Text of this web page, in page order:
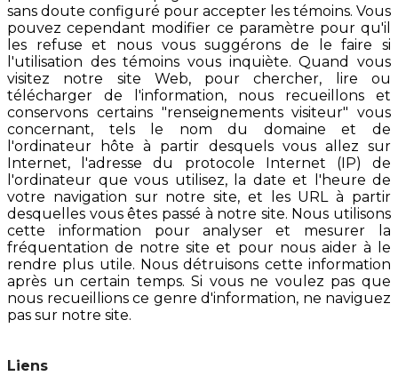
sans doute configuré pour accepter les témoins. Vous
pouvez cependant modifier ce paramètre pour qu'il
les refuse et nous vous suggérons de le faire si
l'utilisation des témoins vous inquiète. Quand vous
visitez notre site Web, pour chercher, lire ou
télécharger de l'information, nous recueillons et
conservons certains "renseignements visiteur" vous
concernant, tels le nom du domaine et de
l'ordinateur hôte à partir desquels vous allez sur
Internet, l'adresse du protocole Internet (IP) de
l'ordinateur que vous utilisez, la date et l'heure de
votre navigation sur notre site, et les URL à partir
desquelles vous êtes passé à notre site. Nous utilisons
cette information pour analyser et mesurer la
fréquentation de notre site et pour nous aider à le
rendre plus utile. Nous détruisons cette information
après un certain temps. Si vous ne voulez pas que
nous recueillions ce genre d'information, ne naviguez
pas sur notre site.
Liens